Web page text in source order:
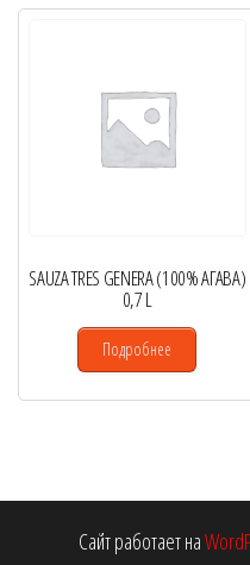
SAUZA TRES GENERA (100% АГАВА)
0,7 L
Подробнее
Сайт работает на